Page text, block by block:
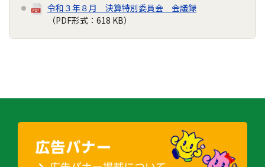
令和３年８月 決算特別委員会 会議録
（PDF形式：618 KB）